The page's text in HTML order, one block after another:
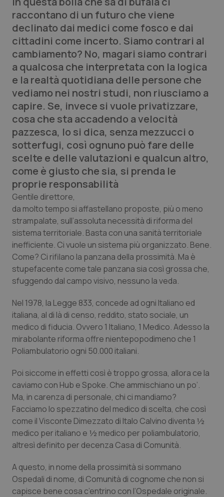
Lettere al direttore
Edizioni Regionali
QS Pro
Professionisti Sanitari.AI
Abruzzo
Basilicata
Calabria
Campania
Emilia-Romagna
Friuli Venezia Giulia
Lazio
Liguria
Lombardia
Marche
Molise
Piemonte
Provincia Autonoma di Bolzano
Puglia
QS Pro Gold
Artrite & artrosi
Asma & BPCO
Car-T
Colesterolo & coronaropatie
Dermatite Atopica
Diabete & glucometri
Disturbi dell’umore
Dolore
Donna & Salute
Epatiti
HIV
Infezioni & Febbre
Malattie rare
QS Club Newsletter
raccontano di un futuro che viene
declinato dai medici come fosco e dai
cittadini come incerto. Siamo contrari al
cambiamento? No, magari siamo contrari
a qualcosa che interpretata con la logica
e la realtà quotidiana delle persone che
vediamo nei nostri studi, non riusciamo a
capire. Se, invece si vuole privatizzare,
cosa che sta accadendo a velocità
pazzesca, lo si dica, senza mezzucci o
sotterfugi, così ognuno può fare delle
scelte e delle valutazioni e qualcun altro,
come è giusto che sia, si prenda le
proprie responsabilità
Gentile direttore,
da molto tempo si affastellano proposte, più o meno
strampalate, sull’assoluta necessità di riforma del
sistema territoriale. Basta con una sanità territoriale
inefficiente. Ci vuole un sistema più organizzato. Bene.
Come? Ci rifilano la panzana della prossimità. Ma è
stupefacente come tale panzana sia così grossa che,
sfuggendo dal campo visivo, nessuno la veda.
Nel 1978, la Legge 833, concede ad ogni Italiano ed
italiana, al di là di censo, reddito, stato sociale, un
medico di fiducia. Ovvero 1 Italiano, 1 Medico. Adesso la
mirabolante riforma offre nientepopodimeno che 1
Poliambulatorio ogni 50.000 italiani.
Poi siccome in effetti così è troppo grossa, allora ce la
caviamo con Hub e Spoke. Che ammischiano un po’.
Ma, in carenza di personale, chi ci mandiamo?
Facciamo lo spezzatino del medico di scelta, che così
come il Visconte Dimezzato di Italo Calvino diventa ½
medico per italiano e ½ medico per poliambulatorio,
altresì definito per decenza Casa di Comunità.
A questo, in nome della prossimità si sommano
Ospedali di nome, di Comunità di cognome che non si
capisce bene cosa c’entrino con l’Ospedale originale.